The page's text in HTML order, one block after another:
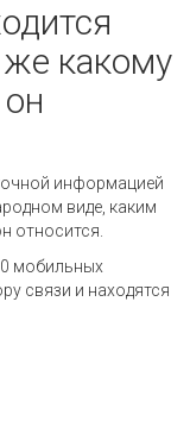
какому
информацией
виде, каким
относится.
мобильных
связи и находятся